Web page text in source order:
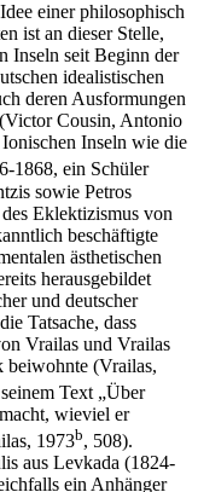
einer philosophisch
ist an dieser Stelle,
Inseln seit Beginn der
idealistischen
deren Ausformungen
Cousin, Antonio
Inseln wie die
1868, ein Schüler
sowie Petros
Eklektizismus von
beschäftigte
ästhetischen
herausgebildet
und deutscher
Tatsache, dass
Vrailas und Vrailas
beiwohnte (Vrailas,
Text „Über
wieviel er
1973b, 508).
aus Levkada (1824-
ein Anhänger